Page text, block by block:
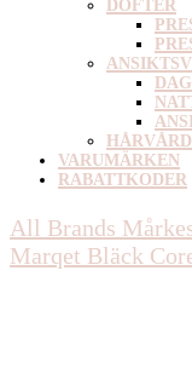
DOFTER
HÅRVÅRD
VARUMÄRKEN
RABATTKODER
All Brands
Marqet Bläck